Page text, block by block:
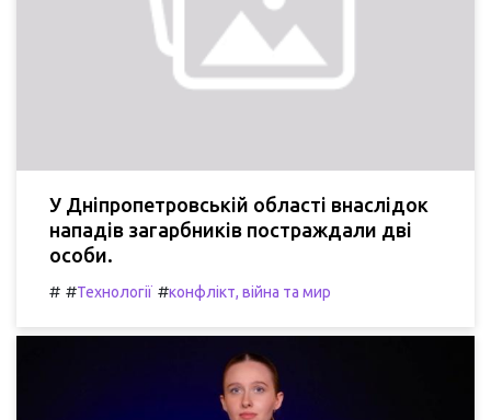
У Дніпропетровській області внаслідок
нападів загарбників постраждали дві
особи.
# #Технології #конфлікт, війна та мир